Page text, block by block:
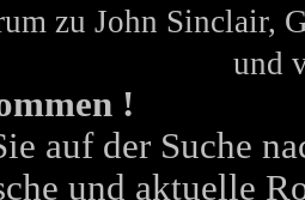
zu John Sinclair,
und
!
auf der Suche
und aktuelle